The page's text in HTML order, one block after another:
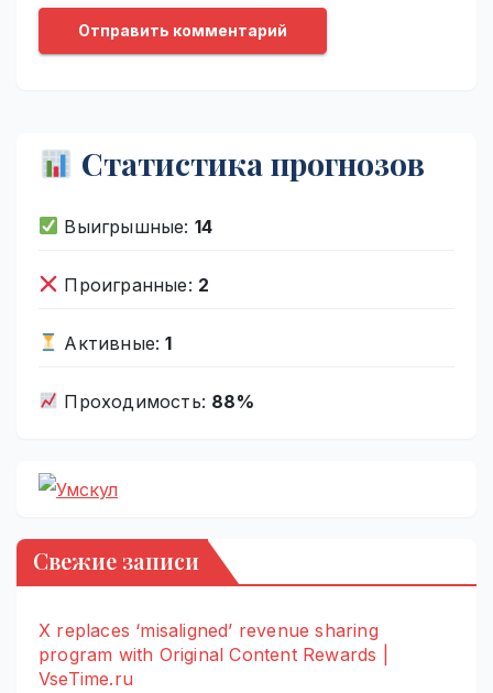
Статистика прогнозов
Выигрышные: 14
Проигранные: 2
Активные:1
Проходимость: 88%
Свежие записи
X replaces ‘misaligned’ revenue sharing
program with Original Content Rewards |
VseTime.ru